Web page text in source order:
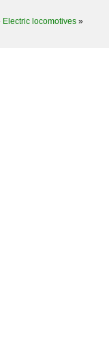
Electric locomotives »